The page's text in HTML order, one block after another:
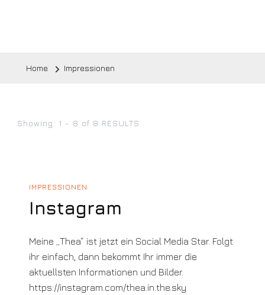
Home Impressionen
Showing: 1 - 8 of 8 RESULTS
IMPRESSIONEN
Instagram
Meine „Thea“ ist jetzt ein Social Media Star. Folgt
ihr einfach, dann bekommt Ihr immer die
aktuellsten Informationen und Bilder.
https://instagram.com/thea.in.the.sky